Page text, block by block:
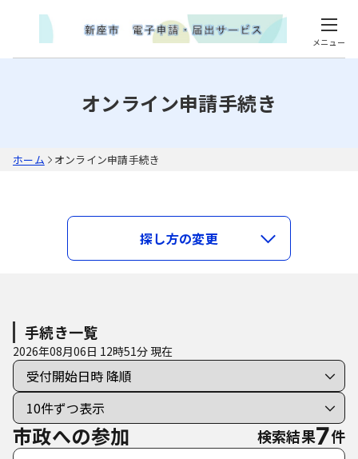
メニュー
オンライン申請手続き
ホーム オンライン申請手続き
キーワードで探す
利用者選択すべての手続き
個人向けの手続き
法人向けの手続き
探し方の変更
手続き一覧
2026年08月06日 12時51分 現在
市政への参加 検索結果7件